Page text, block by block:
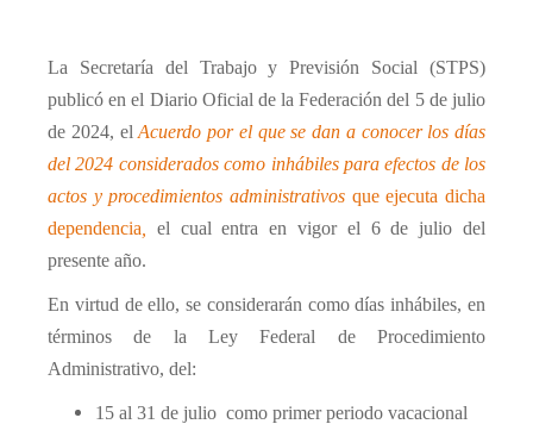
La Secretaría del Trabajo y Previsión Social (STPS)
publicó en el Diario Oficial de la Federación del 5 de julio
de 2024, elAcuerdo por el que se dan a conocer los días
del 2024 considerados como inhábiles para efectos de los
actos y procedimientos administrativos que ejecuta dicha
dependencia
el cual entra en vigor el 6 de julio del
presente año.
En virtud de ello, se considerarán como días inhábiles, en
términos de la Ley Federal de Procedimiento
Administrativo, del:
15 al 31 de julio como primer periodo vacacional